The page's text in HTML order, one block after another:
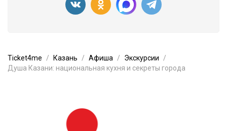
Ticket4me Казань Афиша
Экскурсии
Душа Казани: национальная кухня и секреты города